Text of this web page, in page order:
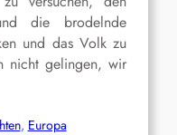
die brodelnde
und das Volk zu
nicht gelingen, wir
, Europa